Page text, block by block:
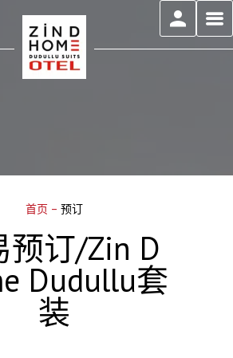
首页 – 预订
预订/Zin D
Dudullu套
装